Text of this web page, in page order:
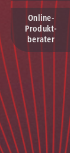
Online-
Produkt­
berater